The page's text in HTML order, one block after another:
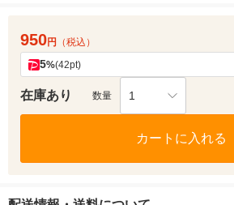
950円 （税込）
5%(42pt)
在庫あり 数量 1
カートに入れる